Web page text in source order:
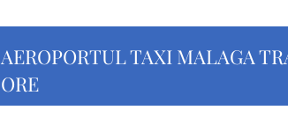
AEROPORTUL TAXI MALAGA
ORE